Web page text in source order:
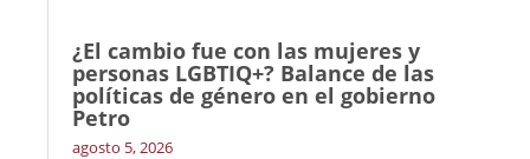
¿El cambio fue con las mujeres y
personas LGBTIQ+? Balance de las
políticas de género en el gobierno
Petro
agosto 5, 2026